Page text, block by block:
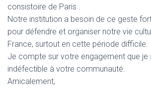
consistoire de Paris .
Notre institution a besoin de ce geste fort
pour défendre et organiser notre vie
France, surtout en cette période difficile.
Je compte sur votre engagement que je
indéfectible à votre communauté.
Amicalement,